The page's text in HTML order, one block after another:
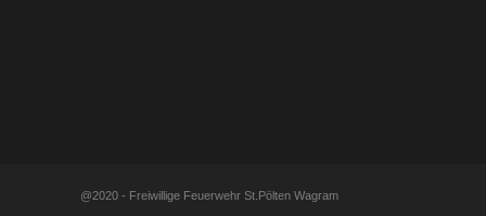
@2020 - Freiwillige Feuerwehr St.Pölten Wagram